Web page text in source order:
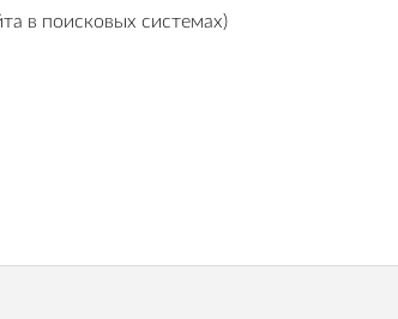
в поисковых системах)